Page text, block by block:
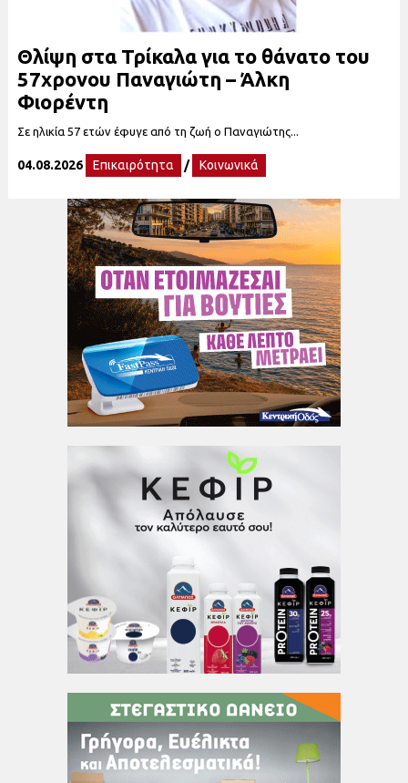
Θλίψη στα Τρίκαλα για το θάνατο του
57χρονου Παναγιώτη – Άλκη
Φιορέντη
Σε ηλικία 57 ετών έφυγε από τη ζωή ο Παναγιώτης...
04.08.2026 Επικαιρότητα / Κοινωνικά